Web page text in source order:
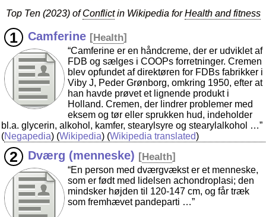
Top Ten (2023) ofConflictin Wikipedia forHealth and fitness
Camferine [Health]
“Camferine er en håndcreme, der er udviklet af
FDB og sælges i COOPs forretninger. Cremen
blev opfundet af direktøren for FDBs fabrikker i
Viby J, Peder Grønborg, omkring 1950, efter at
han havde prøvet et lignende produkt i
Holland. Cremen, der lindrer problemer med
eksem og tør eller sprukken hud, indeholder
bl.a. glycerin, alkohol, kamfer, stearylsyre og stearylalkohol …”
(Negapedia) (Wikipedia) (Wikipedia translated)
Dværg (menneske) [Health]
“En person med dværgvækst er et menneske,
som er født med lidelsen achondroplasi; den
mindsker højden til 120-147 cm, og får træk
som fremhævet pandeparti …”